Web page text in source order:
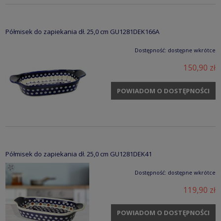
Półmisek do zapiekania dł. 25,0 cm GU1281DEK166A
Dostępność: dostępne wkrótce
150,90 zł
POWIADOM O DOSTĘPNOŚCI
Półmisek do zapiekania dł. 25,0 cm GU1281DEK41
Dostępność: dostępne wkrótce
119,90 zł
POWIADOM O DOSTĘPNOŚCI